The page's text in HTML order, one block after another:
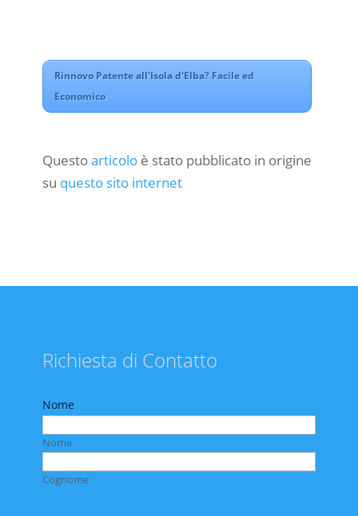
Rinnovo Patente all'Isola d'Elba? Facile ed
Economico
Questoarticoloè stato pubblicato in origine
su questo sito internet
Richiesta di Contatto
Nome
Nome
Cognome